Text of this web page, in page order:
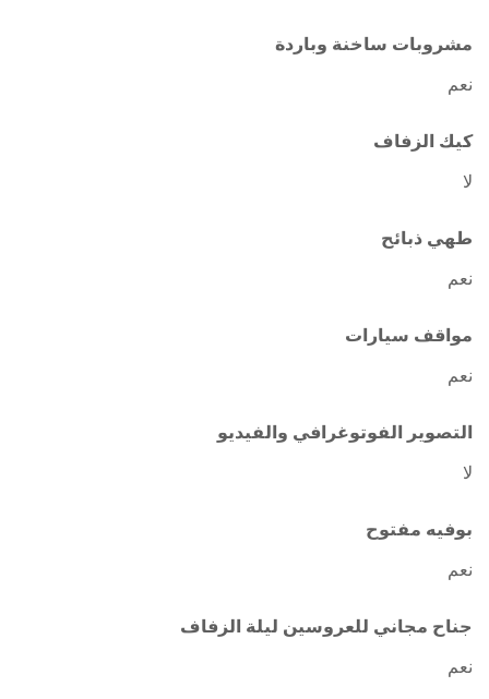
مشروبات ساخنة وباردة
نعم
كيك الزفاف
لا
طهي ذبائح
نعم
مواقف سيارات
نعم
التصوير الفوتوغرافي والفيديو
لا
بوفيه مفتوح
نعم
جناح مجاني للعروسين ليلة الزفاف
نعم